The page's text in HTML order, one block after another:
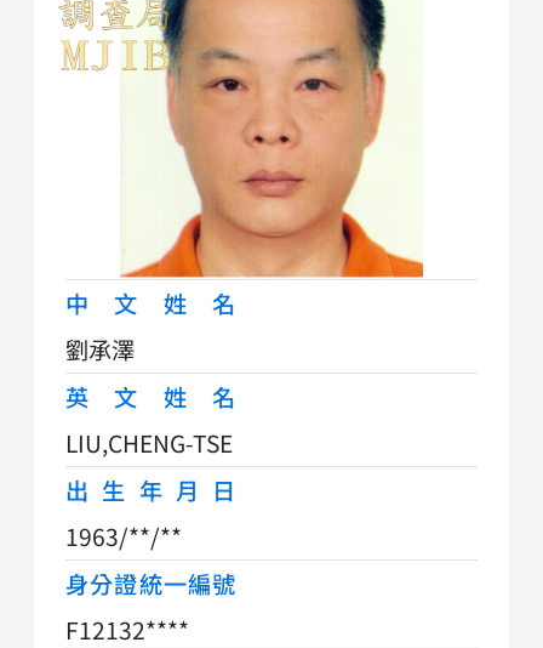
中文姓名
劉承澤
英文姓名
LIU,CHENG-TSE
出生年月日
1963/**/**
身分證統一編號
F12132****